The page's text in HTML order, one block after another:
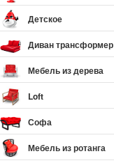
Детское
Диван трансформер
Мебель из дерева
Loft
Софа
Мебель из ротанга